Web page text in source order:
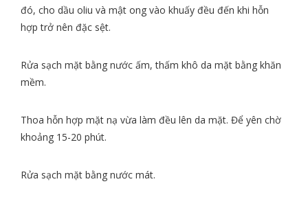
đó, cho dầu oliu và mật ong vào khuấy đều đến khi hỗn
hợp trở nên đặc sệt.
Rửa sạch mặt bằng nước ấm, thấm khô da mặt bằng khăn
mềm.
Thoa hỗn hợp mặt nạ vừa làm đều lên da mặt. Để yên chờ
khoảng 15-20 phút.
Rửa sạch mặt bằng nước mát.